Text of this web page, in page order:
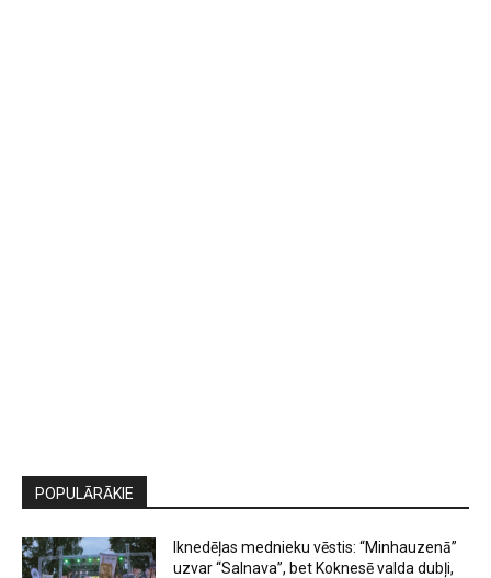
POPULĀRĀKIE
Iknedēļas mednieku vēstis: “Minhauzenā”
uzvar “Salnava”, bet Koknesē valda dubļi,